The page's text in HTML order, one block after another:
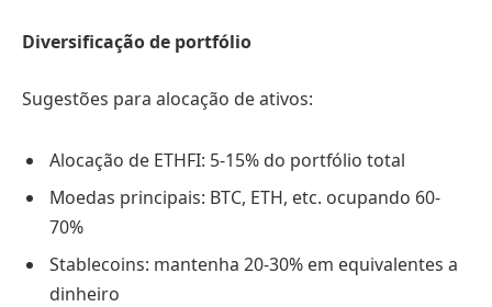
Diversificação de portfólio
Sugestões para alocação de ativos:
Alocação de ETHFI: 5-15% do portfólio total
Moedas principais: BTC, ETH, etc. ocupando 60-
70%
Stablecoins: mantenha 20-30% em equivalentes a
dinheiro